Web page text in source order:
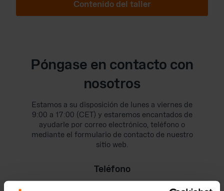
Contenido del taller
Póngase en contacto con
nosotros
Estamos a su disposición de lunes a viernes de
9:00 a 17:00 (CET) y estaremos encantados de
ayudarle por correo electrónico, teléfono o
mediante el formulario de contacto de nuestro
sitio web.
Teléfono
+49 221 - 93 46 78 - 0